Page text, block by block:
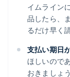
イムライン
品したら、
るだけ早く
支払い期日
ほしいので
おきましょ